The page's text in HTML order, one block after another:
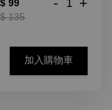
99
135
加入購物車